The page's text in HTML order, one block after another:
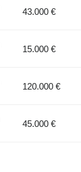
43.000 €
15.000 €
120.000 €
45.000 €